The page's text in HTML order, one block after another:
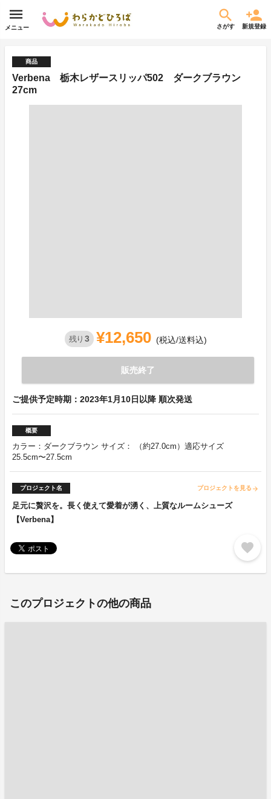
メニュー さがす 新規登録
商品
Verbena 栃木レザースリッパ502 ダークブラウン
27cm
残り 3 ¥12,650 (税込/送料込)
販売終了
ご提供予定時期：2023年1月10日以降 順次発送
概要
カラー：ダークブラウン サイズ： （約27.0cm）適応サイズ
25.5cm〜27.5cm
プロジェクト名 プロジェクトを見る arrow_forward
足元に贅沢を。長く使えて愛着が湧く、上質なルームシューズ
【Verbena】
favorite
このプロジェクトの他の商品